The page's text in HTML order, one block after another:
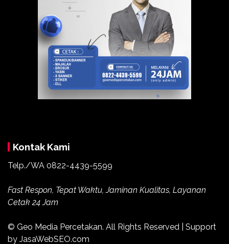
Kontak Kami
Telp./WA 0822-4439-5599
Fast Respon, Tepat Waktu, Jaminan Kualitas, Layanan
Cetak 24 Jam
© Geo Media Percetakan. All Rights Reserved | Support
by JasaWebSEO.com